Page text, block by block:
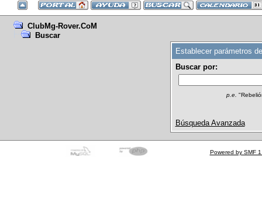
ClubMg-Rover.CoM
Buscar
Establecer parámetros
Buscar por:
p.e.
Búsqueda Avanzada
Powered by SMF